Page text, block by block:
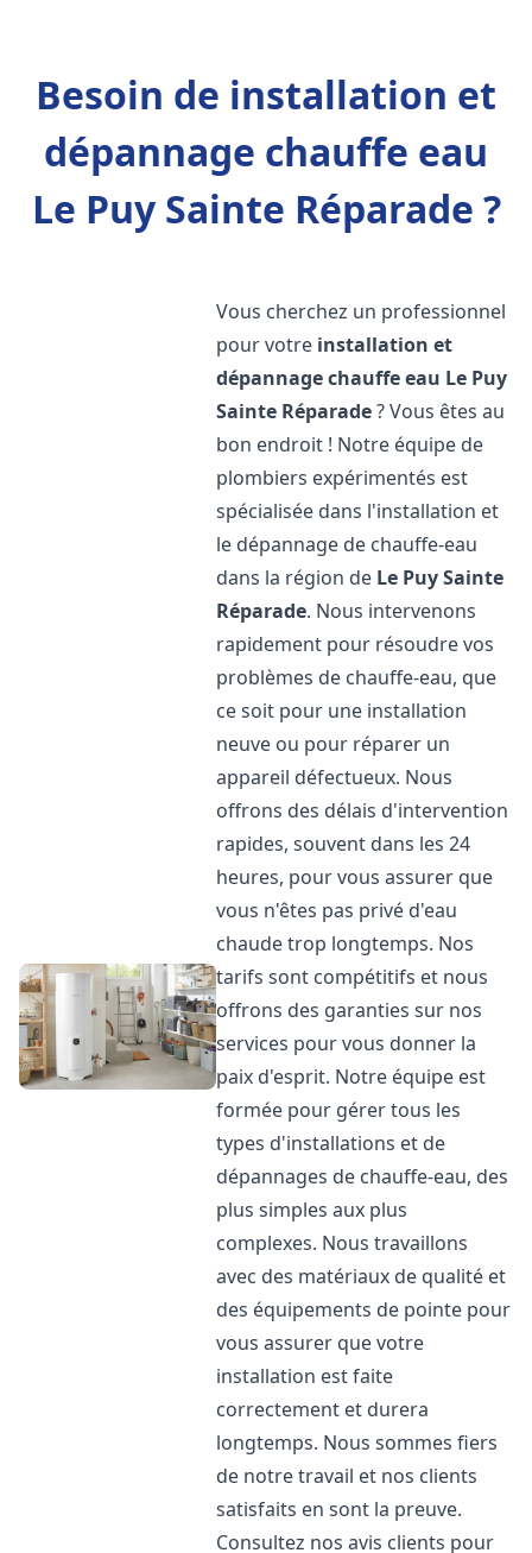
Besoin de installation et
dépannage chauffe eau
Le Puy Sainte Réparade ?
Vous cherchez un professionnel
pour votre installation et
dépannage chauffe eau Le Puy
Sainte Réparade? Vous êtes au
bon endroit ! Notre équipe de
plombiers expérimentés est
spécialisée dans l'installation et
le dépannage de chauffe-eau
dans la région de Le Puy Sainte
Réparade. Nous intervenons
rapidement pour résoudre vos
problèmes de chauffe-eau, que
ce soit pour une installation
neuve ou pour réparer un
appareil défectueux. Nous
offrons des délais d'intervention
rapides, souvent dans les 24
heures, pour vous assurer que
vous n'êtes pas privé d'eau
chaude trop longtemps. Nos
tarifs sont compétitifs et nous
offrons des garanties sur nos
services pour vous donner la
paix d'esprit. Notre équipe est
formée pour gérer tous les
types d'installations et de
dépannages de chauffe-eau, des
plus simples aux plus
complexes. Nous travaillons
avec des matériaux de qualité et
des équipements de pointe pour
vous assurer que votre
installation est faite
correctement et durera
longtemps. Nous sommes fiers
de notre travail et nos clients
satisfaits en sont la preuve.
Consultez nos avis clients pour